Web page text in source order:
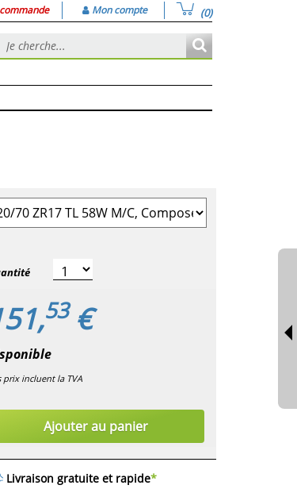
Mon compte (0)
la taille du pneu
53€
prix incluent la TVA
Ajouter au panier
Livraison gratuite et rapide*